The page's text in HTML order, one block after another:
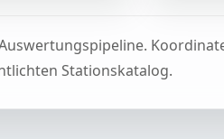
Stationskatalog.